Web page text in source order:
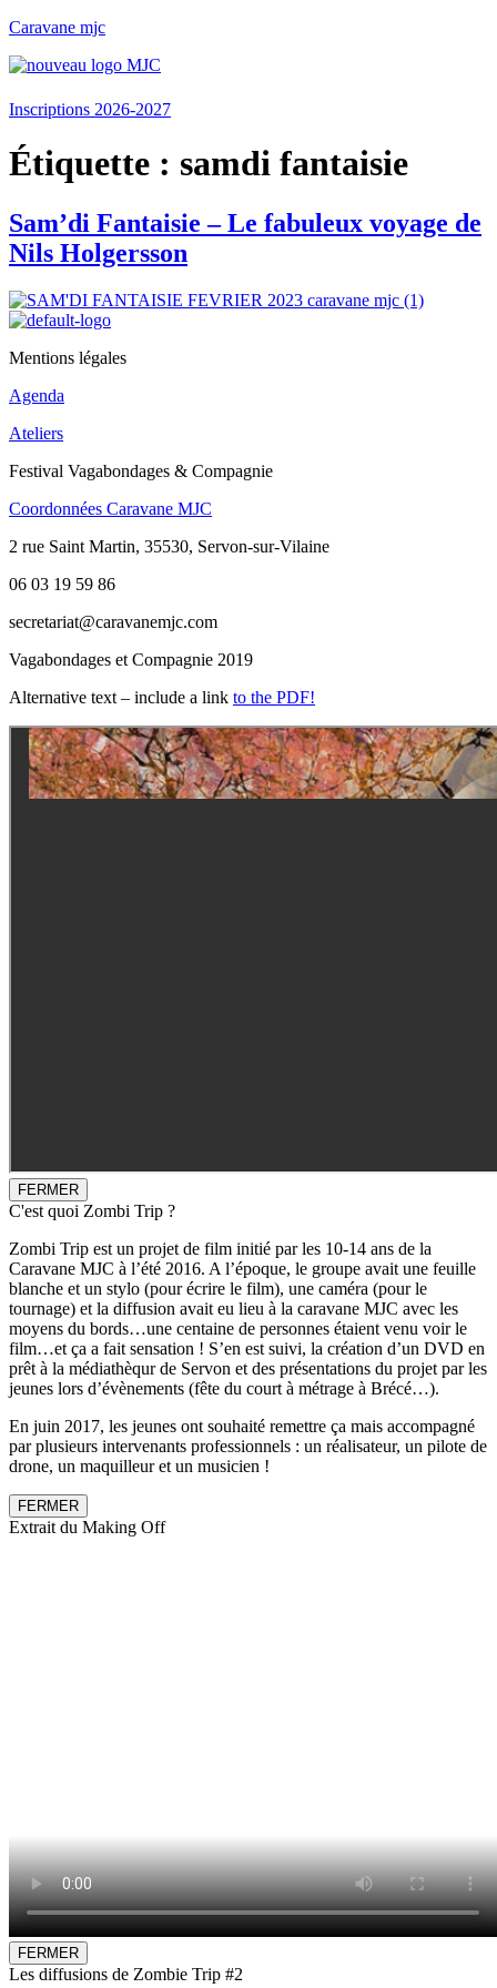
Caravane mjc
Inscriptions 2026-2027
Étiquette : samdi fantaisie
Sam’di Fantaisie – Le fabuleux voyage de
Nils Holgersson
Mentions légales
Agenda
Ateliers
Festival Vagabondages & Compagnie
Coordonnées Caravane MJC
2 rue Saint Martin, 35530, Servon-sur-Vilaine
06 03 19 59 86
secretariat@caravanemjc.com
Vagabondages et Compagnie 2019
Alternative text – include a link to the PDF!
FERMER
C'est quoi Zombi Trip ?
Zombi Trip est un projet de film initié par les 10-14 ans de la
Caravane MJC à l’été 2016. A l’époque, le groupe avait une feuille
blanche et un stylo (pour écrire le film), une caméra (pour le
tournage) et la diffusion avait eu lieu à la caravane MJC avec les
moyens du bords…une centaine de personnes étaient venu voir le
film…et ça a fait sensation ! S’en est suivi, la création d’un DVD en
prêt à la médiathèqur de Servon et des présentations du projet par les
jeunes lors d’évènements (fête du court à métrage à Brécé…).
En juin 2017, les jeunes ont souhaité remettre ça mais accompagné
par plusieurs intervenants professionnels : un réalisateur, un pilote de
drone, un maquilleur et un musicien !
FERMER
Extrait du Making Off
FERMER
Les diffusions de Zombie Trip #2